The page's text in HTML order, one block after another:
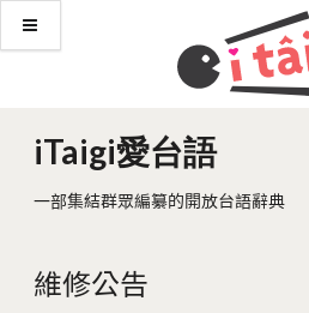
iTaigi愛台語
一部集結群眾編纂的開放台語辭典
維修公告